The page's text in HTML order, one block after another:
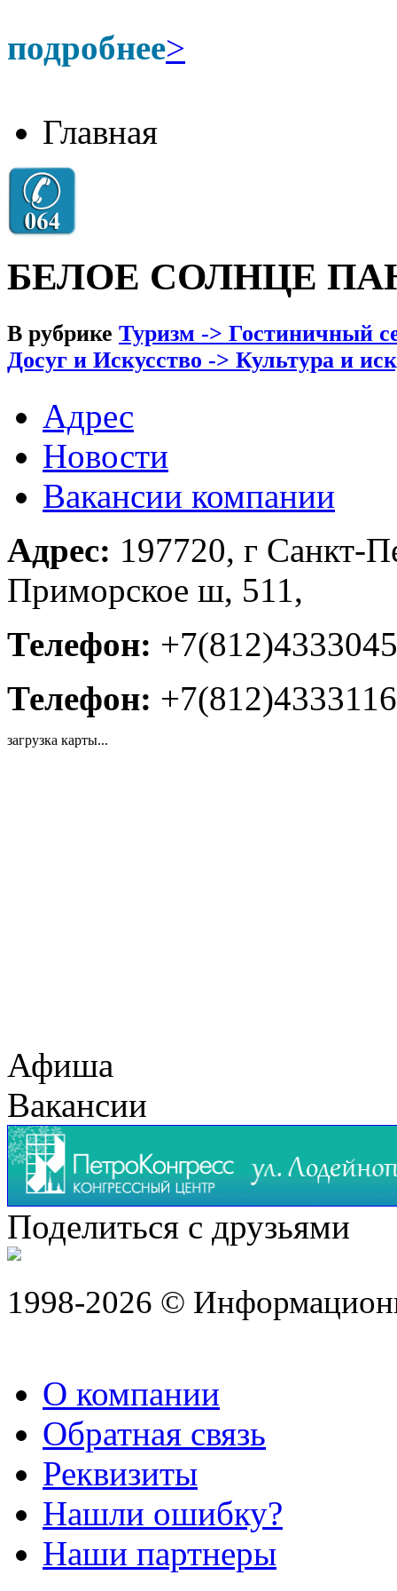
подробнее>
Главная
БЕЛОЕ СОЛНЦЕ
В рубрике Туризм -> Гостиничный
Досуг и Искусство -> Культура и
Адрес
Новости
Вакансии компании
Адрес: 197720, г Санкт-
Приморское ш, 511,
Телефон: +7(812)4333045
Телефон: +7(812)4333116
загрузка карты...
Афиша
Вакансии
Поделиться с друзьями
1998-2026 ©
О компании
Обратная связь
Реквизиты
Нашли ошибку?
Наши партнеры